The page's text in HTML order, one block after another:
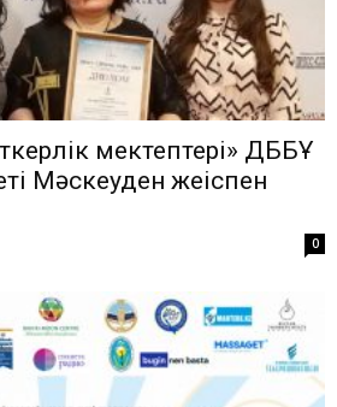
мектептері» ДББҰ
Мәскеуден жеңіспен
0